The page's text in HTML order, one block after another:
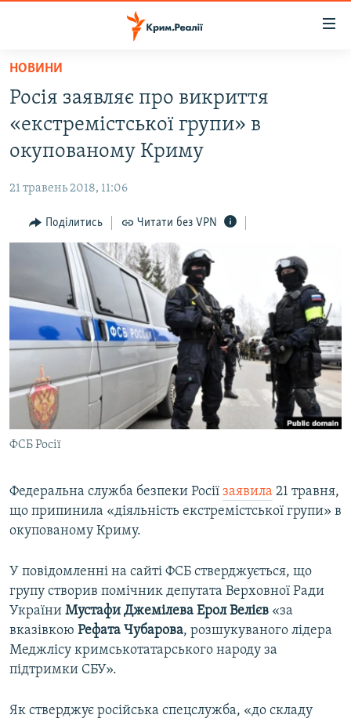
Перейти
основного
матеріалу
до
основної
навігації
Перейти
до
ВІДЕО ТА ФОТО
БЛОГИ
ПОГЛЯД
ІНТЕРВ'Ю
ВСЕ ЗА ДЕНЬ
СПЕЦПРОЕКТИ
ДЕПОРТАЦІЯ
ВІДЕОУРОКИ «ELIFBE»
СВІДЧЕННЯ ОКУПАЦІЇ
УКРАЇНСЬКА ПРОБЛЕМА КРИМУ
ІНФОГРАФІКА
ЯК ОБІЙТИ БЛОКУВАННЯ
Русский
Qırımtatar
ДОЛУЧАЙСЯ!
Усі сайти RFE/RL
НОВИНИ
Росія заявляє про викриття
«екстремістської групи» в
окупованому Криму
21 травень 2018, 11:06
Поділитись Читати без VPN
ФСБ Росії
Федеральна служба безпеки Росії заявила 21 травня,
що припинила «діяльність екстремістської групи» в
окупованому Криму.
У повідомленні на сайті ФСБ стверджується, що
групу створив помічник депутата Верховної Ради
України Мустафи Джемілева Ерол Велієв «за
вказівкою Рефата Чубарова, розшукуваного лідера
Меджлісу кримськотатарського народу за
підтримки СБУ».
Як стверджує російська спецслужба, «до складу